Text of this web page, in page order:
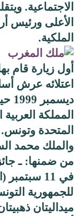
الاجتماعية.
الأعلى ورئيس
الملكية.
أول زيارة قام
المملكة
المتحدة وتونس.
والملك محمد
من ضمنها: ـ
ميداليتان